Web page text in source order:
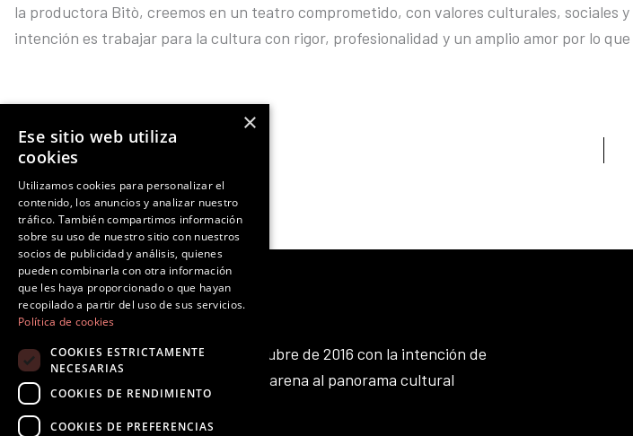
la productora Bitò, creemos en un teatro comprometido, con valores culturales, sociales
intención es trabajar para la cultura con rigor, profesionalidad y un amplio amor por lo que
AntNOTICIA ANTERIOR
Octubre Producciones nace en octubre de 2016 con la intención de
aportar nuestro pequeño grano de arena al panorama cultural
existente.
F T I Y L
×
Ese sitio web utiliza
cookies
Utilizamos cookies para personalizar el
contenido, los anuncios y analizar nuestro
tráfico. También compartimos información
sobre su uso de nuestro sitio con nuestros
socios de publicidad y análisis, quienes
pueden combinarla con otra información
que les haya proporcionado o que hayan
recopilado a partir del uso de sus servicios.
Política de cookies
COOKIES ESTRICTAMENTE
NECESARIAS
COOKIES DE RENDIMIENTO
COOKIES DE PREFERENCIAS